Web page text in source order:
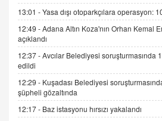
İNCİ GÜL AKÖL
06.07.2026 13:00
ADEM AKÖL
Esed Destekçilerinin
Sednaya
13:01 -Yasa dışı otoparkçılara operasyon:
12:49 -Adana Altın Koza'nın Orhan Kemal
açıklandı
12:37 -Avcılar Belediyesi soruşturmasında
edildi
12:29 - Kuşadası Belediyesi
şüpheli gözaltında
12:17 - Baz istasyonu hırsızı yakalandı